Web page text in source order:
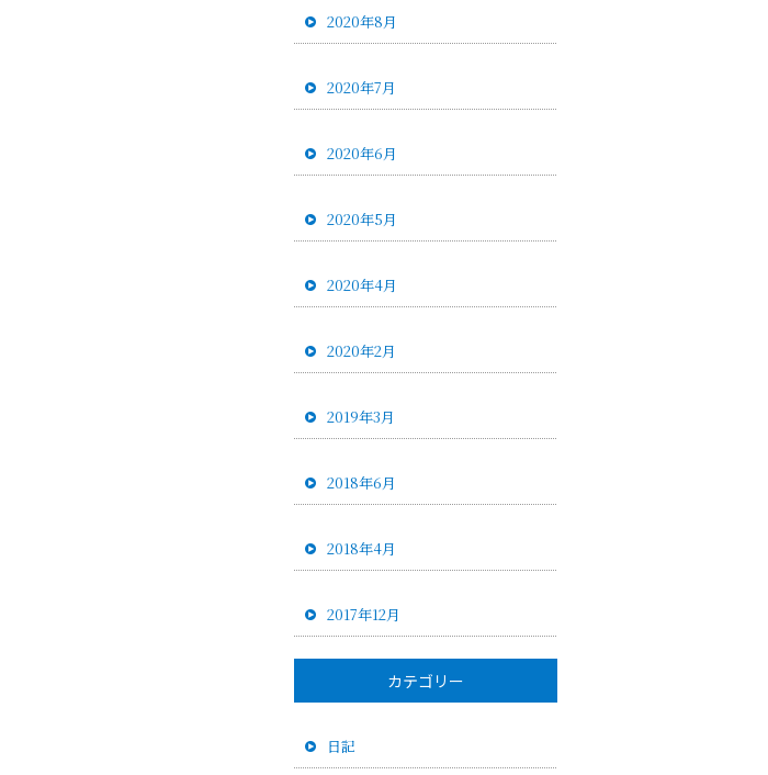
2020年8月
2020年7月
2020年6月
2020年5月
2020年4月
2020年2月
2019年3月
2018年6月
2018年4月
2017年12月
カテゴリー
日記